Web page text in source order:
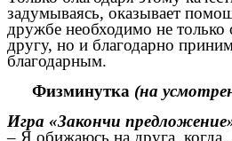
задумываясь, оказывает
дружбе необходимо не
другу, но и благодарно
благодарным.
Физминутка (на
Игра «Закончи
– Я обижаюсь на друга,